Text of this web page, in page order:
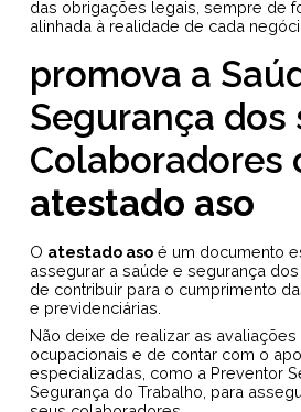
das obrigações legais, sempre de
alinhada à realidade de cada
promova a
Segurança dos
Colaboradores
atestado aso
O atestado aso é um documento
assegurar a saúde e segurança
de contribuir para o cumprimento
e previdenciárias.
Não deixe de realizar as
ocupacionais e de contar com o
especializadas, como a Preventor
Segurança do Trabalho, para